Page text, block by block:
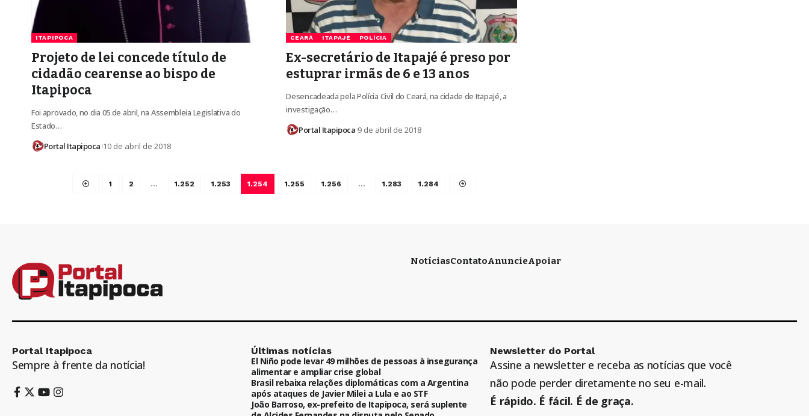
ITAPIPOCA
Projeto de lei concede título de
cidadão cearense ao bispo de
Itapipoca
Foi aprovado, no dia 05 de abril, na Assembleia Legislativa do
Estado…
Portal Itapipoca 10 de abril de 2018
CEARÁ ITAPAJÉ POLÍCIA
Ex-secretário de Itapajé é preso por
estuprar irmãs de 6 e 13 anos
Desencadeada pela Polícia Civil do Ceará, na cidade de Itapajé, a
investigação…
Portal Itapipoca 9 de abril de 2018
1 2 … 1.252 1.253 1.254 1.255 1.256 … 1.283 1.284
NotíciasContatoAnuncieApoiar
Portal Itapipoca
Sempre à frente da notícia!
Últimas notícias
El Niño pode levar 49 milhões de pessoas à insegurança
alimentar e ampliar crise global
Brasil rebaixa relações diplomáticas com a Argentina
após ataques de Javier Milei a Lula e ao STF
João Barroso, ex-prefeito de Itapipoca, será suplente
Newsletter do Portal
Assine a newsletter e receba as notícias que você
não pode perder diretamente no seu e-mail.
É rápido. É fácil. É de graça.